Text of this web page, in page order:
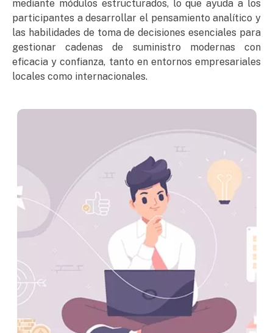
mediante módulos estructurados, lo que ayuda a los
participantes a desarrollar el pensamiento analítico y
las habilidades de toma de decisiones esenciales para
gestionar cadenas de suministro modernas con
eficacia y confianza, tanto en entornos empresariales
locales como internacionales.